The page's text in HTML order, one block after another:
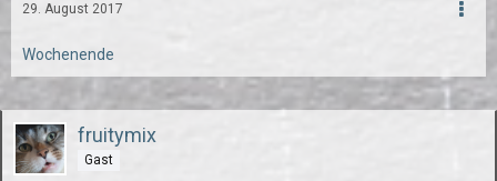
29. August 2017
Wochenende
fruitymix
Gast